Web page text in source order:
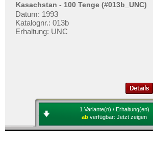
Kasachstan - 100 Tenge (#013b_UNC)
Datum: 1993
Katalognr.: 013b
Erhaltung: UNC
1 Variante(n) / Erhaltung(en)
ab verfügbar: Jetzt zeigen